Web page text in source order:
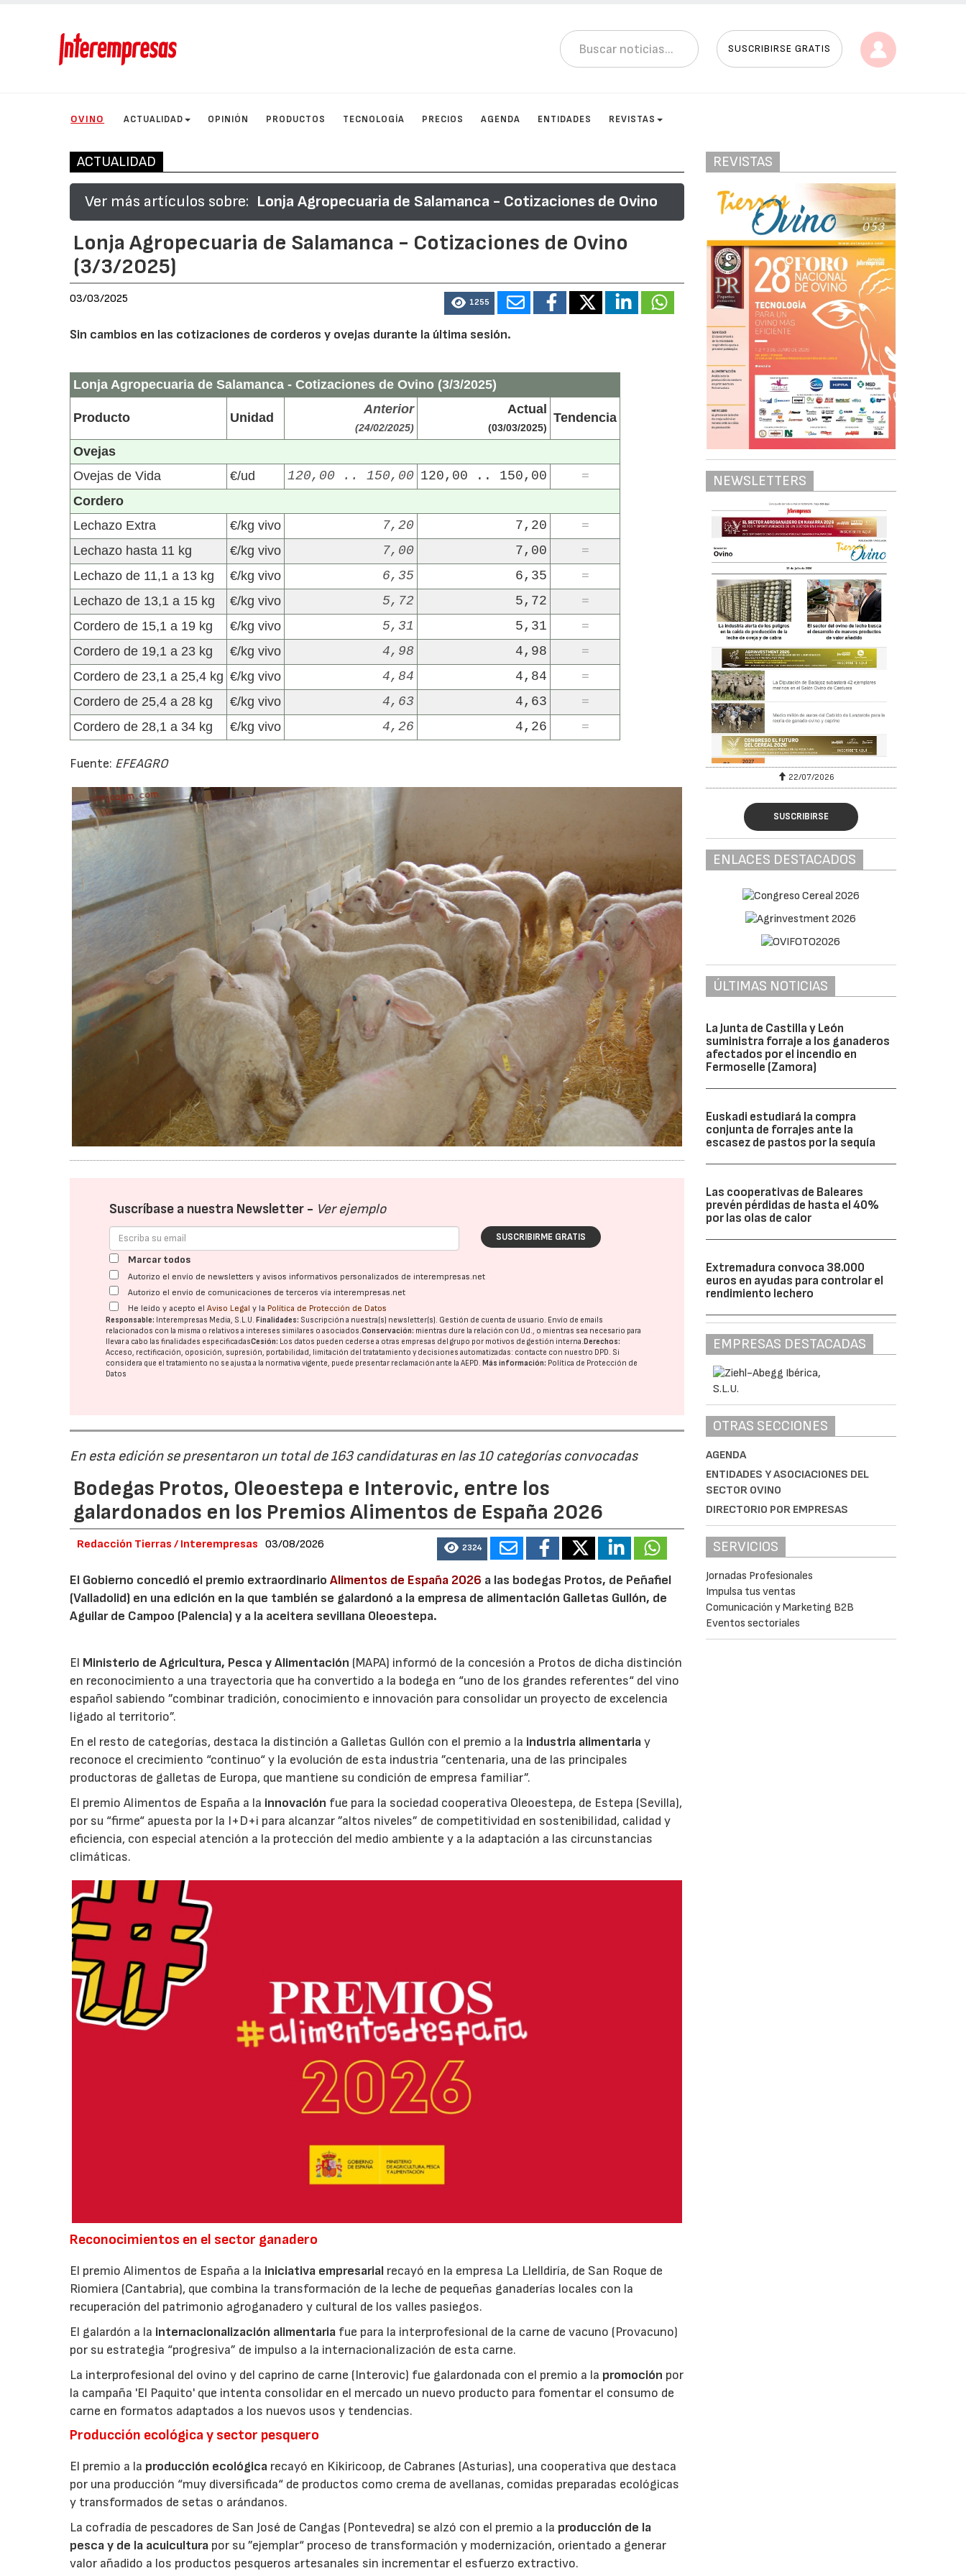
SUSCRIBIRSE GRATIS
OVINO ACTUALIDAD OPINIÓN PRODUCTOS TECNOLOGÍA PRECIOS AGENDA ENTIDADES REVISTAS
ACTUALIDAD
Ver más artículos sobre: Lonja Agropecuaria de Salamanca - Cotizaciones de Ovino
Lonja Agropecuaria de Salamanca - Cotizaciones de Ovino
(3/3/2025)
03/03/2025 1255
Sin cambios en las cotizaciones de corderos y ovejas durante la última sesión.
Lonja Agropecuaria de Salamanca - Cotizaciones de Ovino (3/3/2025)
Producto Unidad
Anterior
(24/02/2025)
Actual
(03/03/2025)
Tendencia
Ovejas
Ovejas de Vida
€/ud 120,00 .. 150,00 120,00 .. 150,00
=
Cordero
Lechazo Extra
€/kg vivo 7,20 7,20
=
Lechazo hasta 11 kg
€/kg vivo 7,00 7,00
=
Lechazo de 11,1 a 13 kg
€/kg vivo 6,35 6,35
=
Lechazo de 13,1 a 15 kg
€/kg vivo 5,72 5,72
=
Cordero de 15,1 a 19 kg
€/kg vivo 5,31 5,31
=
Cordero de 19,1 a 23 kg
€/kg vivo 4,98 4,98
=
Cordero de 23,1 a 25,4 kg €/kg vivo 4,84 4,84
=
Cordero de 25,4 a 28 kg
€/kg vivo 4,63 4,63
=
Cordero de 28,1 a 34 kg
€/kg vivo 4,26 4,26 =
Fuente: EFEAGRO
Suscríbase a nuestra Newsletter - Ver ejemplo
SUSCRIBIRME GRATIS
Marcar todos
Autorizo el envío de newsletters y avisos informativos personalizados de interempresas.net
Autorizo el envío de comunicaciones de terceros vía interempresas.net
He leído y acepto elAviso Legal y la Política de Protección de Datos
Responsable: Interempresas Media, S.L.U.Finalidades: Suscripción a nuestra(s) newsletter(s). Gestión de cuenta de usuario. Envío de emails
relacionados con la misma o relativos a intereses similares o asociados.Conservación: mientras dure la relación con Ud., o mientras sea necesario para
llevar a cabo las finalidades especificadasCesión: Los datos pueden cederse a otras empresas del grupo por motivos de gestión interna.Derechos:
Acceso, rectificación, oposición, supresión, portabilidad, limitación del tratatamiento y decisiones automatizadas: contacte con nuestro DPD. Si
considera que el tratamiento no se ajusta a la normativa vigente, puede presentar reclamación ante laAEPD.Más información: Política de Protección de
Datos
En esta edición se presentaron un total de 163 candidaturas en las 10 categorías convocadas
Bodegas Protos, Oleoestepa e Interovic, entre los
galardonados en los Premios Alimentos de España 2026
Redacción Tierras / Interempresas 03/08/2026 2324
El Gobierno concedió el premio extraordinarioAlimentos de España 2026 a las bodegas Protos, de Peñafiel
(Valladolid) en una edición en la que también se galardonó a la empresa de alimentación Galletas Gullón, de
Aguilar de Campoo (Palencia) y a la aceitera sevillana Oleoestepa.
El Ministerio de Agricultura, Pesca y Alimentación (MAPA) informó de la concesión a Protos de dicha distinción
en reconocimiento a una trayectoria que ha convertido a la bodega en “uno de los grandes referentes“ del vino
español sabiendo ”combinar tradición, conocimiento e innovación para consolidar un proyecto de excelencia
ligado al territorio”.
En el resto de categorías, destaca la distinción a Galletas Gullón con el premio a la industria alimentariay
reconoce el crecimiento “continuo“ y la evolución de esta industria ”centenaria, una de las principales
productoras de galletas de Europa, que mantiene su condición de empresa familiar”.
El premio Alimentos de España a la innovación fue para la sociedad cooperativa Oleoestepa, de Estepa (Sevilla),
por su “firme“ apuesta por la I+D+i para alcanzar ”altos niveles” de competitividad en sostenibilidad, calidad y
eficiencia, con especial atención a la protección del medio ambiente y a la adaptación a las circunstancias
climáticas.
Reconocimientos en el sector ganadero
El premio Alimentos de España a la iniciativa empresarial recayó en la empresa La Llelldiría, de San Roque de
Riomiera (Cantabria), que combina la transformación de la leche de pequeñas ganaderías locales con la
recuperación del patrimonio agroganadero y cultural de los valles pasiegos.
El galardón a la internacionalización alimentaria fue para la interprofesional de la carne de vacuno (Provacuno)
por su estrategia “progresiva” de impulso a la internacionalización de esta carne.
La interprofesional del ovino y del caprino de carne (Interovic) fue galardonada con el premio a la promoción por
la campaña 'El Paquito' que intenta consolidar en el mercado un nuevo producto para fomentar el consumo de
carne en formatos adaptados a los nuevos usos y tendencias.
Producción ecológica y sector pesquero
El premio a la producción ecológica recayó en Kikiricoop, de Cabranes (Asturias), una cooperativa que destaca
por una producción “muy diversificada“ de productos como crema de avellanas, comidas preparadas ecológicas
y transformados de setas o arándanos.
La cofradía de pescadores de San José de Cangas (Pontevedra) se alzó con el premio a la producción de la
pesca y de la acuicultura por su ”ejemplar“ proceso de transformación y modernización, orientado a generar
valor añadido a los productos pesqueros artesanales sin incrementar el esfuerzo extractivo.
REVISTAS
NEWSLETTERS
22/07/2026
SUSCRIBIRSE
ENLACES DESTACADOS
ÚLTIMAS NOTICIAS
La Junta de Castilla y León
suministra forraje a los ganaderos
afectados por el incendio en
Fermoselle (Zamora)
Euskadi estudiará la compra
conjunta de forrajes ante la
escasez de pastos por la sequía
Las cooperativas de Baleares
prevén pérdidas de hasta el 40%
por las olas de calor
Extremadura convoca 38.000
euros en ayudas para controlar el
rendimiento lechero
EMPRESAS DESTACADAS
OTRAS SECCIONES
AGENDA
ENTIDADES Y ASOCIACIONES DEL
SECTOR OVINO
DIRECTORIO POR EMPRESAS
SERVICIOS
Jornadas Profesionales
Impulsa tus ventas
Comunicación y Marketing B2B
Eventos sectoriales